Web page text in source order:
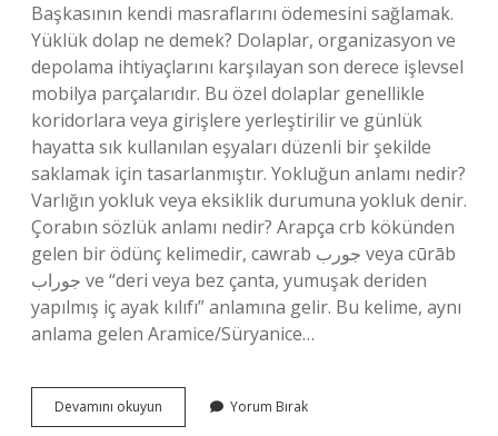
Başkasının kendi masraflarını ödemesini sağlamak.
Yüklük dolap ne demek? Dolaplar, organizasyon ve
depolama ihtiyaçlarını karşılayan son derece işlevsel
mobilya parçalarıdır. Bu özel dolaplar genellikle
koridorlara veya girişlere yerleştirilir ve günlük
hayatta sık kullanılan eşyaları düzenli bir şekilde
saklamak için tasarlanmıştır. Yokluğun anlamı nedir?
Varlığın yokluk veya eksiklik durumuna yokluk denir.
Çorabın sözlük anlamı nedir? Arapça crb kökünden
gelen bir ödünç kelimedir, cawrab جورب veya cūrāb
جوراب ve “deri veya bez çanta, yumuşak deriden
yapılmış iç ayak kılıfı” anlamına gelir. Bu kelime, aynı
anlama gelen Aramice/Süryanice…
Devamını okuyun Yüklüğün
Anlamı
Yorum Bırak